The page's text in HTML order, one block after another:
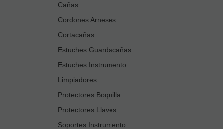
Cañas
Cordones Arneses
Cortacañas
Estuches Guardacañas
Estuches Instrumento
Limpiadores
Protectores Boquilla
Protectores Llaves
Soportes Instrumento